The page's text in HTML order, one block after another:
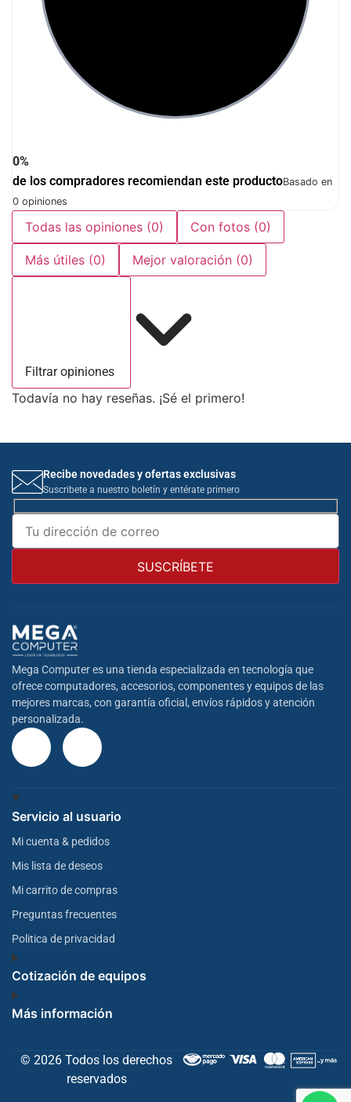
0%
de los compradores recomiendan este productoBasado en
0 opiniones
Todas las opiniones (0) Con fotos (0)
Más útiles (0) Mejor valoración (0)
Filtrar opiniones
Todavía no hay reseñas. ¡Sé el primero!
Recibe novedades y ofertas exclusivas
Suscribete a nuestro boletín y entérate primero
Mega Computer es una tienda especializada en tecnología que
ofrece computadores, accesorios, componentes y equipos de las
mejores marcas, con garantía oficial, envíos rápidos y atención
personalizada.
Servicio al usuario
Mi cuenta & pedidos
Mis lista de deseos
Mi carrito de compras
Preguntas frecuentes
Politica de privacidad
Cotización de equipos
Más información
© 2026 Todos los derechos
reservados